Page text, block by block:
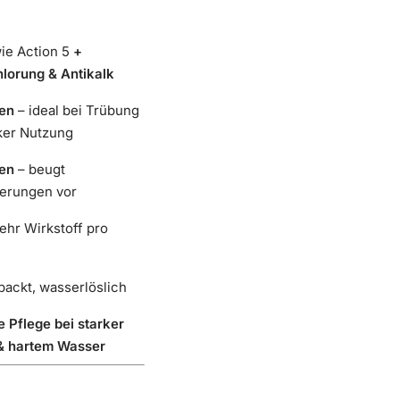
Action 5 +
& Antikalk
– ideal bei Trübung
Nutzung
– beugt
vor
Wirkstoff pro
wasserlöslich
Pflege bei starker
hartem Wasser